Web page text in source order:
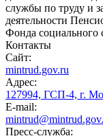
службы по труду и
деятельности
Фонда социального
Контакты
Сайт:
mintrud.gov.ru
Адрес:
127994, ГСП-4, г.
E-mail:
Пресс-служба: